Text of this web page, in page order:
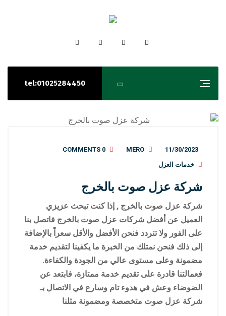
tel:01025284450
11/30/2023
MERO
0 COMMENTS
خدمات العزل
شركة عزل صوت بالخرج
شركة عزل صوت بالخرج , إذا كنت تبحث عزيزي
العميل عن أفضل شركات عزل صوت بالخرج فاتصل بنا
على الفور ولا تتردد فنحن الأفضل والأقل سعراً بالإضافة
إلى ذلك فنحن نمتلك من الخبرة ما يكفينا لتقديم خدمة
مضمونة وعلى مستوى عالي من الجودة والكفاءة.
فعمالتنا قادرة على تقديم خدمة ممتازة، فابتعد عن
الضوضاء وعش في هدوء تام وسارع في الاتصال بـ
شركة عزل صوت متخصصة ومضمونة مثلنا